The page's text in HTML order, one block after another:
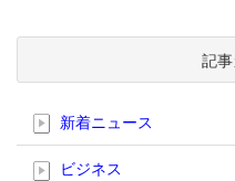
記
新着ニュース
ビジネス